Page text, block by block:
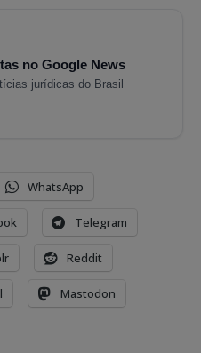
no Google News
jurídicas do Brasil
WhatsApp
Telegram
Reddit
Mastodon